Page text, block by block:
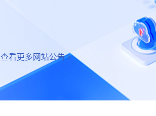
查看更多网站公告